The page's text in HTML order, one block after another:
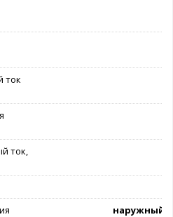
ток
ток,
наружный